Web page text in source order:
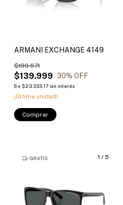
ARMANI EXCHANGE 4149
$139.999
$199.571
30% OFF
6x $23.333,17 sin interés
¡Última unidad!
Comprar
1 / 5
GRATIS